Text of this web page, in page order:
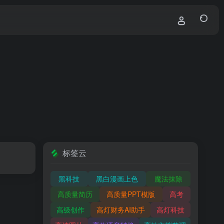
标签云
黑科技 黑白漫画上色
魔法抹除
高质量简历
高质量PPT模版
高考
高级创作
高灯财务AI助手
高灯科技